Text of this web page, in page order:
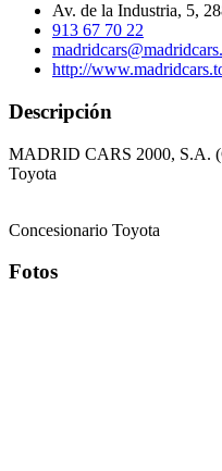
Av. de la Industria, 5,
913 67 70 22
http://
Descripción
MADRID CARS 2000, S.A.
Toyota
Concesionario Toyota
Fotos